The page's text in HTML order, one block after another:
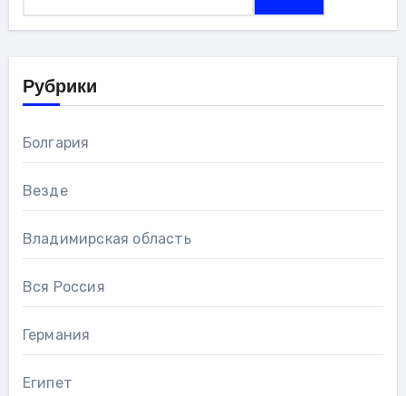
Рубрики
Болгария
Везде
Владимирская область
Вся Россия
Германия
Египет